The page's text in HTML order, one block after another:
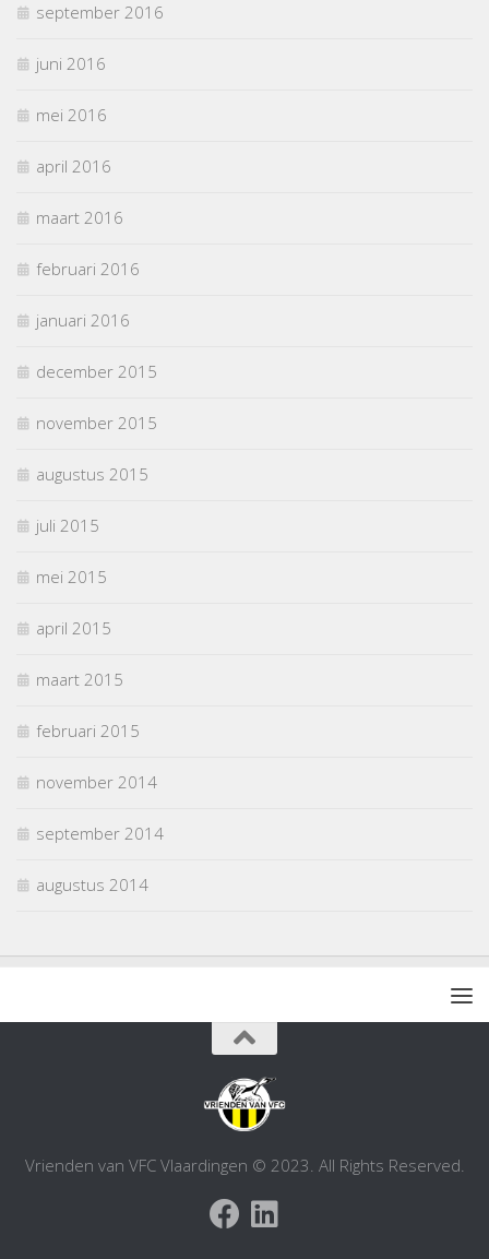
september 2016
juni 2016
mei 2016
april 2016
maart 2016
februari 2016
januari 2016
december 2015
november 2015
augustus 2015
juli 2015
mei 2015
april 2015
maart 2015
februari 2015
november 2014
september 2014
augustus 2014
Vrienden van VFC Vlaardingen © 2023. All Rights Reserved.